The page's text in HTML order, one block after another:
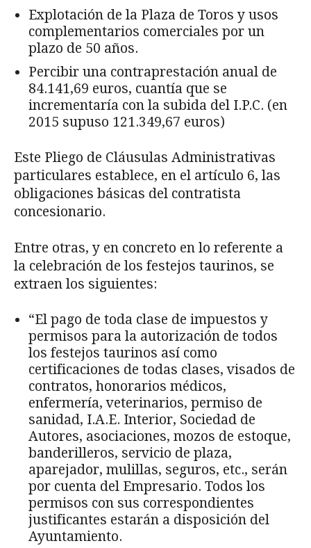
Explotación de la Plaza de Toros y usos
complementarios comerciales por un
plazo de 50 años.
Percibir una contraprestación anual de
84.141,69 euros, cuantía que se
incrementaría con la subida del I.P.C. (en
2015 supuso 121.349,67 euros)
Este Pliego de Cláusulas Administrativas
particulares establece, en el artículo 6, las
obligaciones básicas del contratista
concesionario.
Entre otras, y en concreto en lo referente a
la celebración de los festejos taurinos, se
extraen los siguientes:
“El pago de toda clase de impuestos y
permisos para la autorización de todos
los festejos taurinos así como
certificaciones de todas clases, visados de
contratos, honorarios médicos,
enfermería, veterinarios, permiso de
sanidad, I.A.E. Interior, Sociedad de
Autores, asociaciones, mozos de estoque,
banderilleros, servicio de plaza,
aparejador, mulillas, seguros, etc., serán
por cuenta del Empresario. Todos los
permisos con sus correspondientes
justificantes estarán a disposición del
Ayuntamiento.